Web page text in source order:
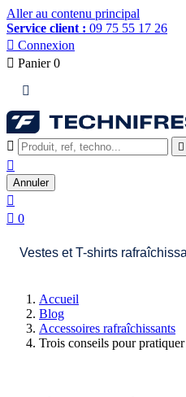
Aller au contenu principal
Service client : 09 75 55 17 26
 Connexion
 Panier 0

 

Annuler

 0
Vestes et T-shirts
Accueil
Blog
Accessoires rafraîchissants
Trois conseils pour